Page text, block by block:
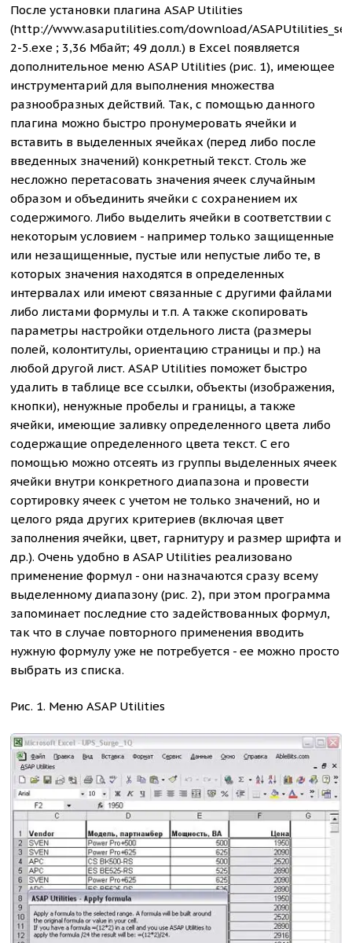
После установки плагина ASAP Utilities
(http://www.asaputilities.com/download/
2-5.exe ; 3,36 Мбайт; 49 долл.) в Excel появляется
дополнительное меню ASAP Utilities (рис. 1), имеющее
инструментарий для выполнения множества
разнообразных действий. Так, с помощью данного
плагина можно быстро пронумеровать ячейки и
вставить в выделенных ячейках (перед либо после
введенных значений) конкретный текст. Столь же
несложно перетасовать значения ячеек случайным
образом и объединить ячейки с сохранением их
содержимого. Либо выделить ячейки в соответствии с
некоторым условием - например только защищенные
или незащищенные, пустые или непустые либо те, в
которых значения находятся в определенных
интервалах или имеют связанные с другими файлами
либо листами формулы и т.п. А также скопировать
параметры настройки отдельного листа (размеры
полей, колонтитулы, ориентацию страницы и пр.) на
любой другой лист. ASAP Utilities поможет быстро
удалить в таблице все ссылки, объекты (изображения,
кнопки), ненужные пробелы и границы, а также
ячейки, имеющие заливку определенного цвета либо
содержащие определенного цвета текст. С его
помощью можно отсеять из группы выделенных ячеек
ячейки внутри конкретного диапазона и провести
сортировку ячеек с учетом не только значений, но и
целого ряда других критериев (включая цвет
заполнения ячейки, цвет, гарнитуру и размер шрифта и
др.). Очень удобно в ASAP Utilities реализовано
применение формул - они назначаются сразу всему
выделенному диапазону (рис. 2), при этом программа
запоминает последние сто задействованных формул,
так что в случае повторного применения вводить
нужную формулу уже не потребуется - ее можно просто
выбрать из списка.
Рис. 1. Меню ASAP Utilities